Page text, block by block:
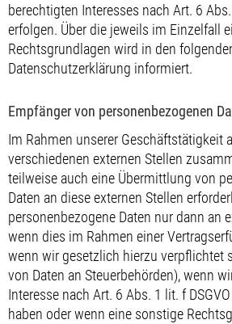
berechtigten Interesses nach Art. 6
erfolgen. Über die jeweils im Einzelfall
Rechtsgrundlagen wird in den
Datenschutzerklärung informiert.
Empfänger von personenbezogenen
Im Rahmen unserer Geschäftstätigkeit
verschiedenen externen Stellen
teilweise auch eine Übermittlung von
Daten an diese externen Stellen
personenbezogene Daten nur dann an
wenn dies im Rahmen einer
wenn wir gesetzlich hierzu verpflichtet
von Daten an Steuerbehörden), wenn
Interesse nach Art. 6 Abs. 1 lit. f
haben oder wenn eine sonstige